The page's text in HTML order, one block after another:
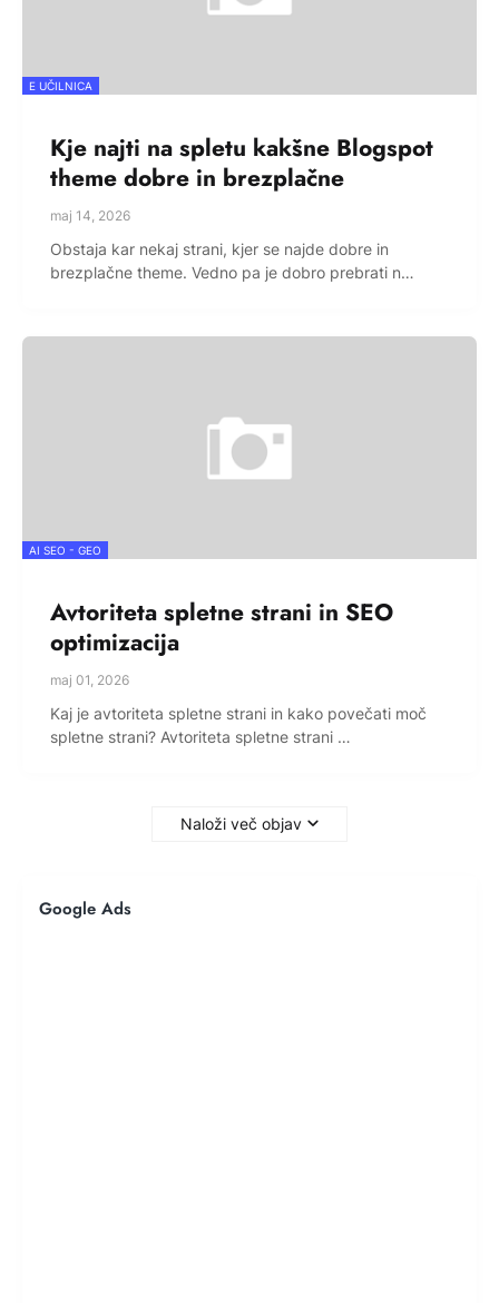
E UČILNICA
Kje najti na spletu kakšne Blogspot
theme dobre in brezplačne
maj 14, 2026
Obstaja kar nekaj strani, kjer se najde dobre in
brezplačne theme. Vedno pa je dobro prebrati n…
AI SEO - GEO
Avtoriteta spletne strani in SEO
optimizacija
maj 01, 2026
Kaj je avtoriteta spletne strani in kako povečati moč
spletne strani? Avtoriteta spletne strani …
Naloži več objav
Google Ads